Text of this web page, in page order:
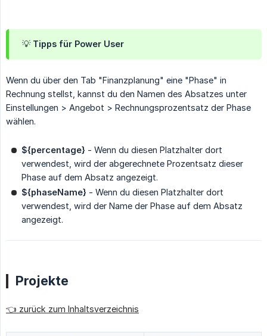
💡 Tipps für Power User
Wenn du über den Tab "Finanzplanung" eine "Phase" in
Rechnung stellst, kannst du den Namen des Absatzes unter
Einstellungen > Angebot > Rechnungsprozentsatz der Phase
wählen.
${percentage} - Wenn du diesen Platzhalter dort
verwendest, wird der abgerechnete Prozentsatz dieser
Phase auf dem Absatz angezeigt.
${phaseName} - Wenn du diesen Platzhalter dort
verwendest, wird der Name der Phase auf dem Absatz
angezeigt.
Projekte
👈 zurück zum Inhaltsverzeichnis